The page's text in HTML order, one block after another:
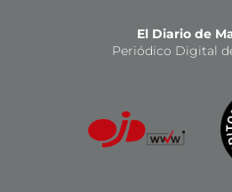
El Diario de
Periódico Digital